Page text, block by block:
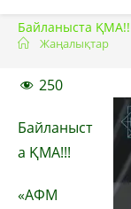
Байланыста
Жаңалықтар
250
Байланыст
а ҚМА!!!
«AФM